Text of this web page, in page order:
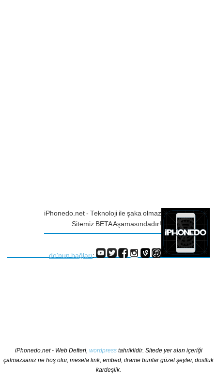
iPhonedo.net - Teknoloji ile şaka olmaz
Sitemiz BETA Aşamasındadır!
do'nun bağları:
iPhonedo.net - Web Defteri, wordpresstahriklidir. Sitede yer alan içeriği
çalmazsanız ne hoş olur, mesela link, embed, iframe bunlar güzel şeyler, dostluk
kardeşlik.